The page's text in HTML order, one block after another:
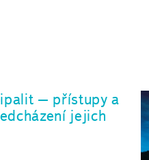
– přístupy a
jejich